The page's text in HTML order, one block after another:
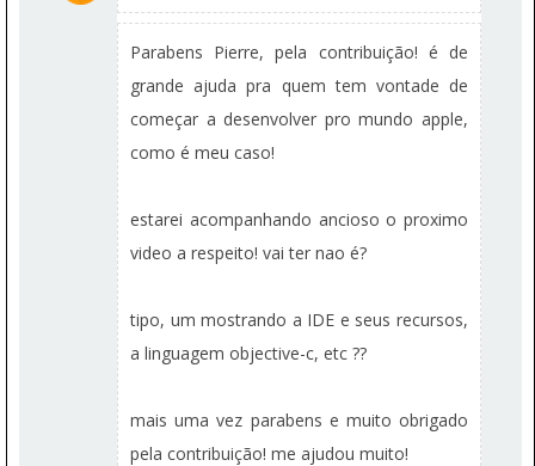
Parabens Pierre, pela contribuição! é de
grande ajuda pra quem tem vontade de
começar a desenvolver pro mundo apple,
como é meu caso!
estarei acompanhando ancioso o proximo
video a respeito! vai ter nao é?
tipo, um mostrando a IDE e seus recursos,
a linguagem objective-c, etc ??
mais uma vez parabens e muito obrigado
pela contribuição! me ajudou muito!